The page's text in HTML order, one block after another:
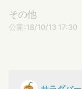
その他
公開:18/10/13 17:30